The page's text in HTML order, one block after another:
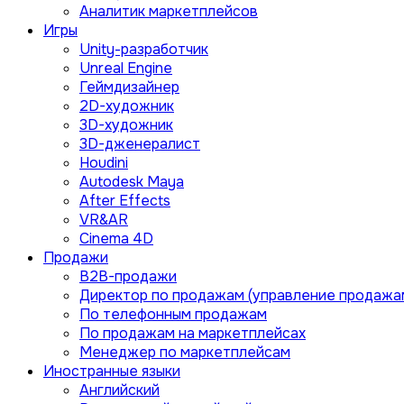
Аналитик маркетплейсов
Игры
Unity-разработчик
Unreal Engine
Геймдизайнер
2D-художник
3D-художник
3D-дженералист
Houdini
Autodesk Maya
After Effects
VR&AR
Cinema 4D
Продажи
B2B-продажи
Директор по продажам (управление
По телефонным продажам
По продажам на маркетплейсах
Менеджер по маркетплейсам
Иностранные языки
Английский